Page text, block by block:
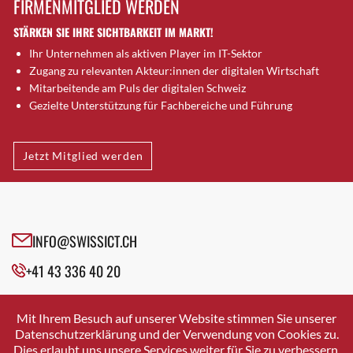
Brütten
Bubendorf
Bubikon
Buchs (SG)
Burgdorf
Bülach
Cazis
Cham
Davos Platz
Davos Platz 1
Dietikon
Dietlikon
FIRMENMITGLIED WERDEN
STÄRKEN SIE IHRE SICHTBARKEIT IM MARKT!
Ihr Unternehmen als aktiven Player im IT-Sektor
Zugang zu relevanten Akteur:innen der digitalen Wirtschaft
Mitarbeitende am Puls der digitalen Schweiz
Gezielte Unterstützung für Fachbereiche und Führung
Jetzt Mitglied werden
INFO@SWISSICT.CH
+41 43 336 40 20
SWISSICT
VULKANSTRASSE 120
8048 ZURICH
Mit Ihrem Besuch auf unserer Website stimmen Sie unserer
Datenschutzerklärung und der Verwendung von Cookies zu.
Dies erlaubt uns unsere Services weiter für Sie zu verbessern.